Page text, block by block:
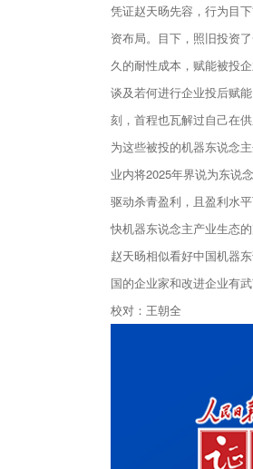
凭证赵天旸先容，行为目
资布局。目下，照旧投资
久的耐性成本，赋能被投企
谈及若何进行企业投后赋
刻，首程也瓦解过自己在
为这些被投的机器东说念
业内将2025年界说为东说
驱动杀青盈利，且盈利水
快机器东说念主产业生态的
赵天旸相似看好中国机器
国的企业家和改进企业有
校对：王朝全